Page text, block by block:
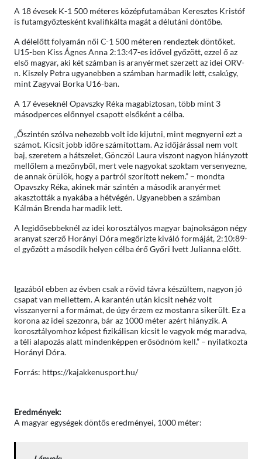
A 18 évesek K-1 500 méteres középfutamában Keresztes Kristóf
is futamgyőztesként kvalifikálta magát a délutáni döntőbe.
A délelőtt folyamán női C-1 500 méteren rendeztek döntőket.
U15-ben Kiss Ágnes Anna 2:13:47-es idővel győzött, ezzel ő az
első magyar, aki két számban is aranyérmet szerzett az idei ORV-
n. Kiszely Petra ugyanebben a számban harmadik lett, csakúgy,
mint Zagyvai Borka U16-ban.
A 17 éveseknél Opavszky Réka magabiztosan, több mint 3
másodperces előnnyel csapott elsőként a célba.
„Őszintén szólva nehezebb volt ide kijutni, mint megnyerni ezt a
számot. Kicsit jobb időre számítottam. Az időjárással nem volt
baj, szeretem a hátszelet, Gönczöl Laura viszont nagyon hiányzott
mellőlem a mezőnyből, mert vele nagyokat szoktam versenyezne,
de annak örülök, hogy a partról szorított nekem.” – mondta
Opavszky Réka, akinek már szintén a második aranyérmet
akasztották a nyakába a hétvégén. Ugyanebben a számban
Kálmán Brenda harmadik lett.
A legidősebbeknél az idei korosztályos magyar bajnokságon négy
aranyat szerző Horányi Dóra megőrizte kiváló formáját, 2:10:89-
el győzött a második helyen célba érő Győri Ivett Julianna előtt.
Igazából ebben az évben csak a rövid távra készültem, nagyon jó
csapat van mellettem. A karantén után kicsit nehéz volt
visszanyerni a formámat, de úgy érzem ez mostanra sikerült. Ez a
korona az idei szezonra, bár az 1000 méter azért hiányzik. A
korosztályomhoz képest fizikálisan kicsit le vagyok még maradva,
a téli alapozás alatt mindenképpen erősödnöm kell.” – nyilatkozta
Horányi Dóra.
Forrás: https://kajakkenusport.hu/
Eredmények:
A magyar egységek döntős eredményei, 1000 méter: